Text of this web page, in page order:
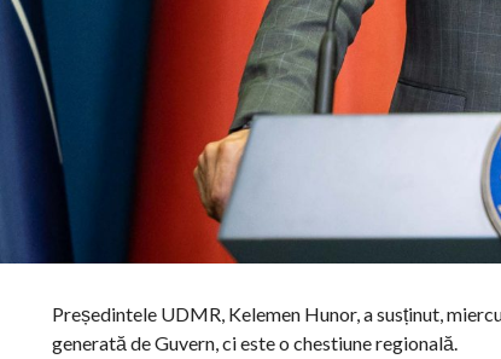
Președintele UDMR, Kelemen Hunor, a susținut,
generată de Guvern, ci este o chestiune regională.